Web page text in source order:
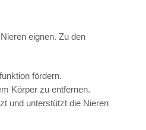
eignen. Zu den
fördern.
Körper zu entfernen.
und unterstützt die Nieren